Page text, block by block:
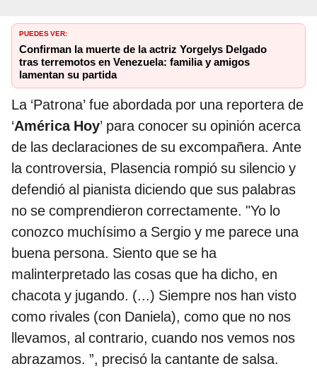
PUEDES VER:
Confirman la muerte de la actriz Yorgelys Delgado
tras terremotos en Venezuela: familia y amigos
lamentan su partida
La ‘Patrona’ fue abordada por una reportera de
‘América Hoy’ para conocer su opinión acerca
de las declaraciones de su excompañera. Ante
la controversia, Plasencia rompió su silencio y
defendió al pianista diciendo que sus palabras
no se comprendieron correctamente. "Yo lo
conozco muchísimo a Sergio y me parece una
buena persona. Siento que se ha
malinterpretado las cosas que ha dicho, en
chacota y jugando. (...) Siempre nos han visto
como rivales (con Daniela), como que no nos
llevamos, al contrario, cuando nos vemos nos
abrazamos. ”, precisó la cantante de salsa.